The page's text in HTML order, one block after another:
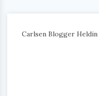
Carlsen Blogger Heldin